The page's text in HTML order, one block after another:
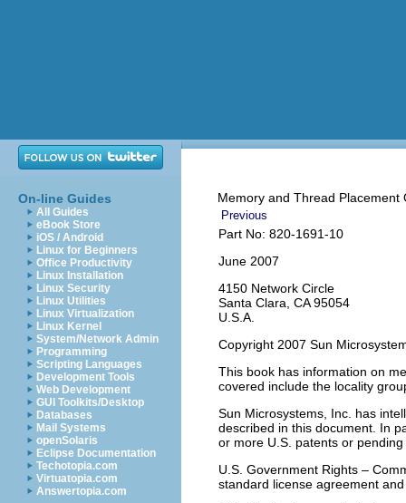
On-line Guides
All Guides
eBook Store
iOS / Android
Linux for Beginners
Office Productivity
Linux Installation
Linux Security
Linux Utilities
Linux Virtualization
Linux Kernel
System/Network Admin
Programming
Scripting Languages
Development Tools
Web Development
GUI Toolkits/Desktop
Databases
Mail Systems
openSolaris
Eclipse Documentation
Techotopia.com
Virtuatopia.com
Answertopia.com
Memory and Thread
Previous
Part No: 820-1691-10
June 2007
4150 Network Circle
Santa Clara, CA 95054
U.S.A.
Copyright 2007 Sun
This book has information on
covered include the locality
Sun Microsystems, Inc. has
described in this document. In
or more U.S. patents or
U.S. Government Rights –
standard license agreement